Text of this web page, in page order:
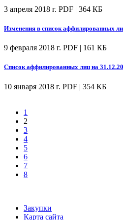
3 апреля 2018 г. PDF | 364 КБ
Изменения в список аффилированных
9 февраля 2018 г. PDF | 161 КБ
Список аффилированных лиц на
10 января 2018 г. PDF | 354 КБ
1
2
3
4
5
6
7
8
Закупки
Карта сайта